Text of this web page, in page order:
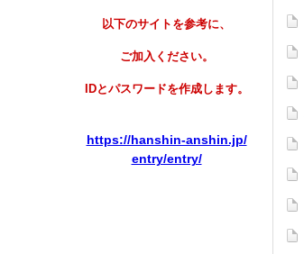
以下のサイトを参考に、
ご加入ください。
IDとパスワードを作成します。
https://hanshin-anshin.jp/
entry/entry/